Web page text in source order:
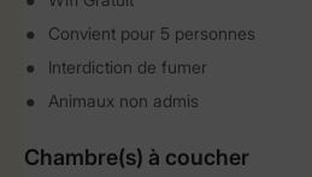
Convient pour 5 personnes
Interdiction de fumer
Animaux non admis
Chambre(s) à coucher